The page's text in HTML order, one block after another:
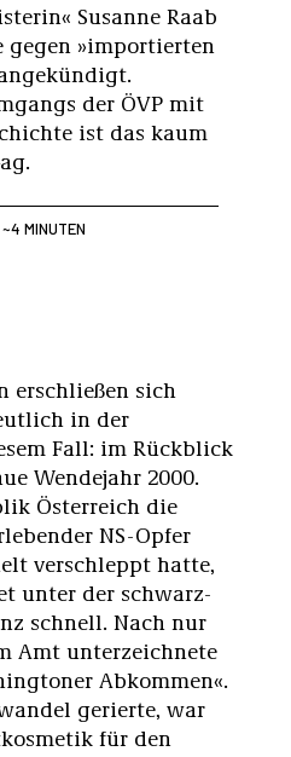
Susanne Raab
gegen »importierten
der ÖVP mit
ist das kaum
~4 MINUTEN
erschließen sich
in der
Fall: im Rückblick
Wendejahr 2000.
Österreich die
NS-Opfer
verschleppt hatte,
unter der schwarz-
schnell. Nach nur
Amt unterzeichnete
Abkommen«.
gerierte, war
für den